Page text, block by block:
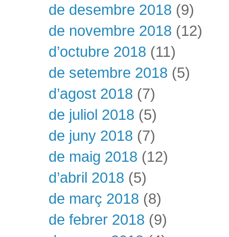
de desembre 2018 (9)
de novembre 2018 (12)
d’octubre 2018 (11)
de setembre 2018 (5)
d’agost 2018 (7)
de juliol 2018 (5)
de juny 2018 (7)
de maig 2018 (12)
d’abril 2018 (5)
de març 2018 (8)
de febrer 2018 (9)